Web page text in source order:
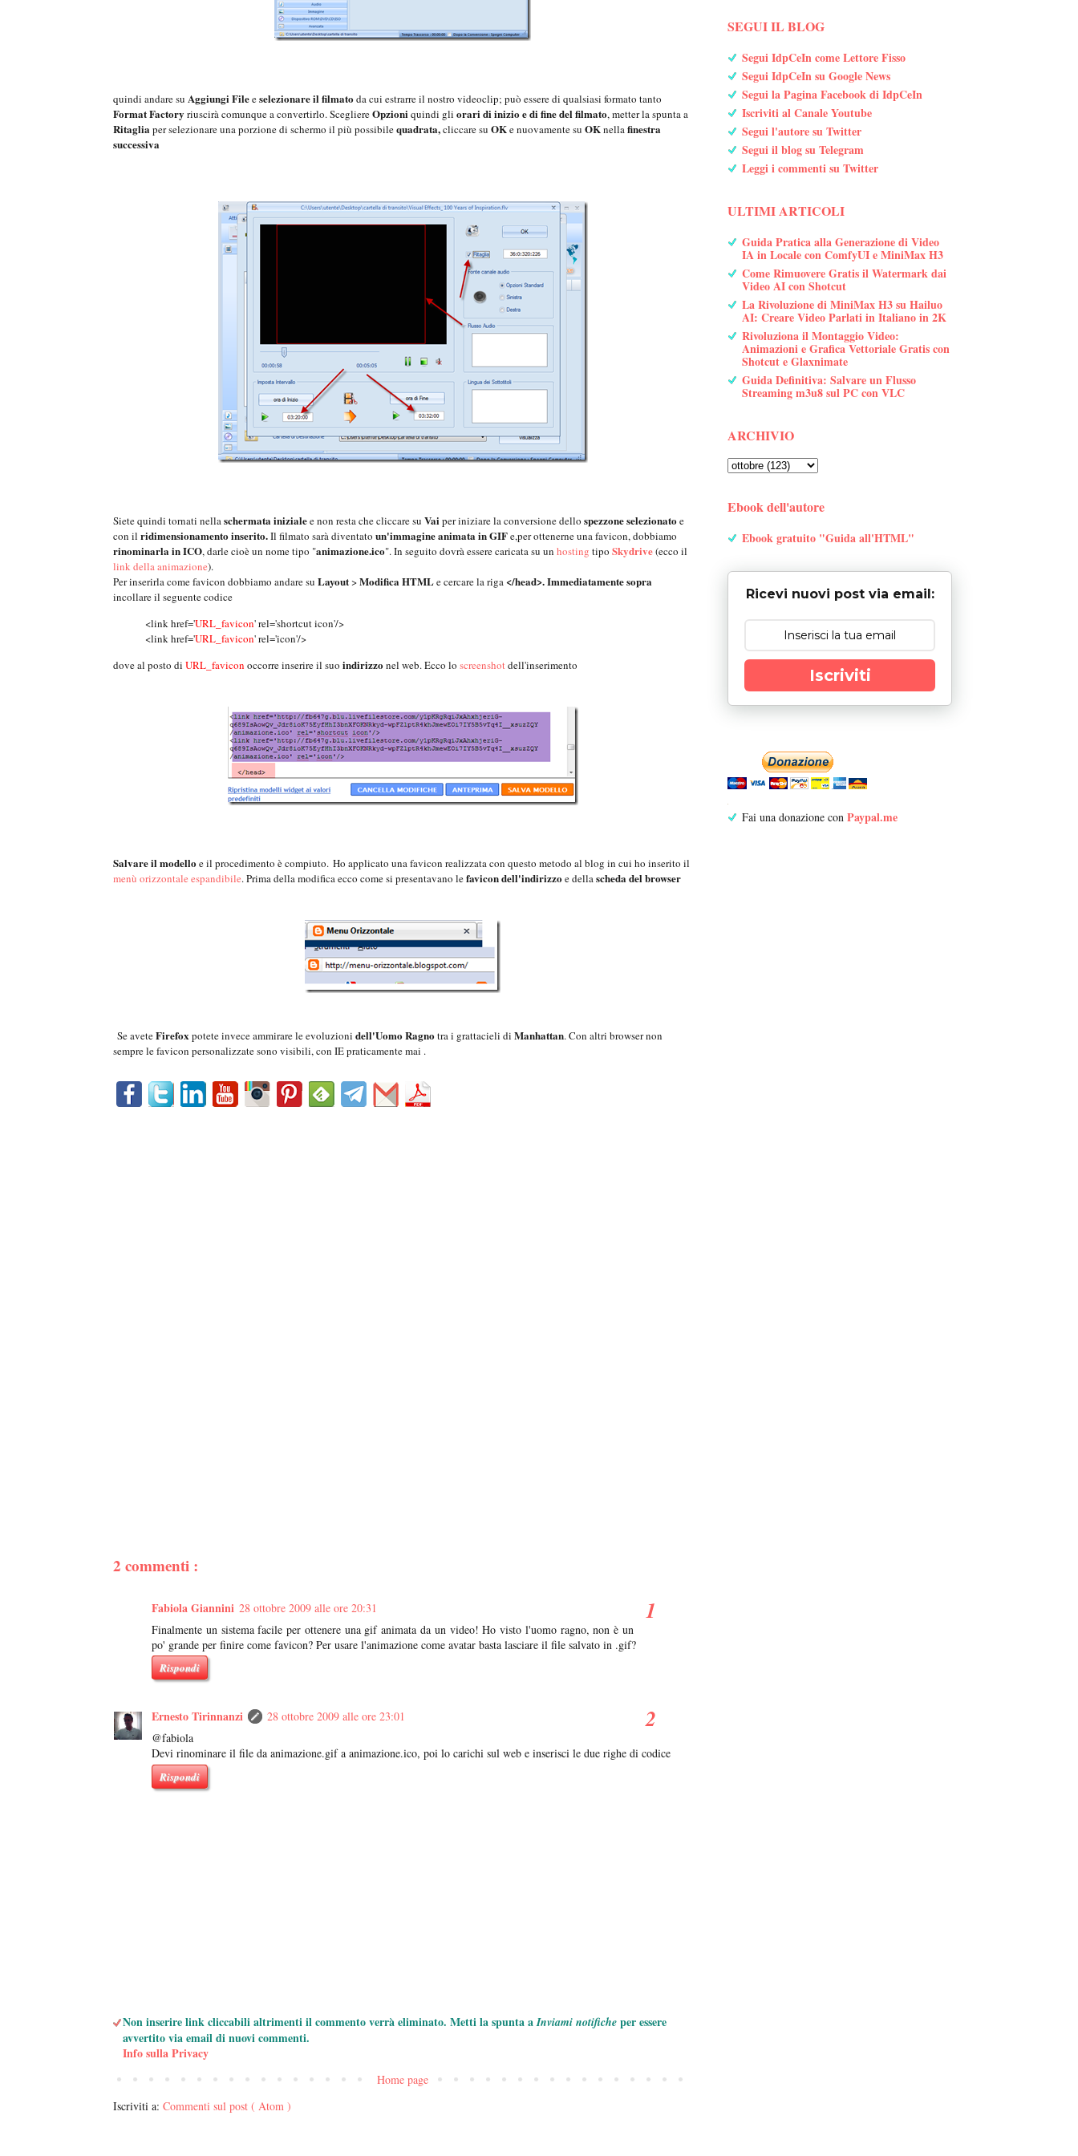
quindi andare su Aggiungi Fileeselezionare il filmato da cui estrarre il nostro videoclip; può essere di qualsiasi formato tanto
Format Factory riuscirà comunque a convertirlo. ScegliereOpzioni quindi gli orari di inizio e di fine del filmato, metter la spunta a
Ritaglia per selezionare una porzione di schermo il più possibilequadrata,cliccare su OKe nuovamente su OKnella finestra
successiva
Siete quindi tornati nella schermata inizialee non resta che cliccare su Vai per iniziare la conversione dello spezzone selezionato e
con il ridimensionamento inserito.Il filmato sarà diventato un'immagine animata in GIFe,per ottenerne una favicon, dobbiamo
rinominarla in ICO, darle cioè un nome tipo "animazione.ico". In seguito dovrà essere caricata su un hosting tipo Skydrive(ecco il
link della animazione).
Per inserirla come favicon dobbiamo andare su Layout>Modifica HTMLe cercare la riga </head>. Immediatamente sopra
incollare il seguente codice
<link href='URL_favicon' rel='shortcut icon'/>
<link href='URL_favicon' rel='icon'/>
dove al posto di URL_favicon occorre inserire il suo indirizzo nel web. Ecco lo screenshot dell'inserimento
Salvare il modello e il procedimento è compiuto. Ho applicato una favicon realizzata con questo metodo al blog in cui ho inserito il
menù orizzontale espandibile. Prima della modifica ecco come si presentavano lefavicon dell'indirizzo e della scheda del browser
Se aveteFirefox potete invece ammirare le evoluzioni dell'Uomo Ragno tra i grattacieli di Manhattan. Con altri browser non
sempre le favicon personalizzate sono visibili, con IE praticamente mai .
2 commenti :
Fabiola Giannini 28 ottobre 2009 alle ore 20:31
Finalmente un sistema facile per ottenere una gif animata da un video! Ho visto l'uomo ragno, non è un
po' grande per finire come favicon? Per usare l'animazione come avatar basta lasciare il file salvato in .gif?
Rispondi
Ernesto Tirinnanzi
28 ottobre 2009 alle ore 23:01
@fabiola
Devi rinominare il file da animazione.gif a animazione.ico, poi lo carichi sul web e inserisci le due righe di codice
Rispondi
Non inserire link cliccabili altrimenti il commento verrà eliminato. Metti la spunta aInviami notifiche per essere
avvertito via email di nuovi commenti.
Info sulla Privacy
Home page
Iscriviti a: Commenti sul post ( Atom )
SEGUI IL BLOG
Segui IdpCeIn come Lettore Fisso
Segui IdpCeIn su Google News
Segui la Pagina Facebook di IdpCeIn
Iscriviti al Canale Youtube
Segui l'autore su Twitter
Segui il blog su Telegram
Leggi i commenti su Twitter
ULTIMI ARTICOLI
Guida Pratica alla Generazione di Video
IA in Locale con ComfyUI e MiniMax H3
Come Rimuovere Gratis il Watermark dai
Video AI con Shotcut
La Rivoluzione di MiniMax H3 su Hailuo
AI: Creare Video Parlati in Italiano in 2K
Rivoluziona il Montaggio Video:
Animazioni e Grafica Vettoriale Gratis con
Shotcut e Glaxnimate
Guida Definitiva: Salvare un Flusso
Streaming m3u8 sul PC con VLC
ARCHIVIO
Ebook dell'autore
Ebook gratuito "Guida all'HTML"
Ricevi nuovi post via email:
Iscriviti
Fai una donazione con Paypal.me